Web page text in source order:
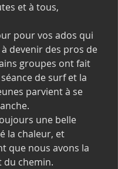
et à tous,
pour vos ados qui
devenir des pros de
groupes ont fait
de surf et la
parvient à se
une belle
la chaleur, et
que nous avons la
du chemin.